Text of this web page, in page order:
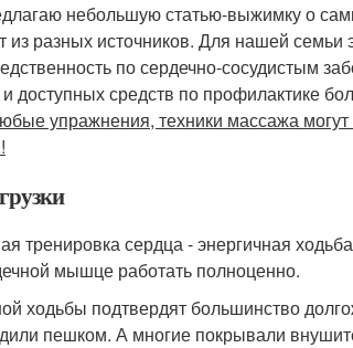
небольшую статью-выжимку о
из разных источников. Для нашей
по сердечно-сосудистым
доступных средств по профилактике
упражнения, техники массажа
тренировка сердца - энергичная
мышце работать полноценно.
ходьбы подтвердят большинство
пешком. А многие покрывали